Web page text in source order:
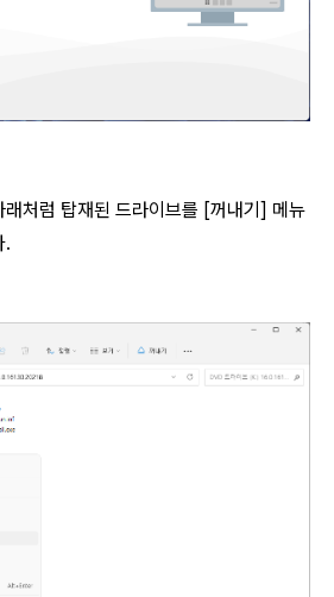
처럼 탑재된 드라이브를 [꺼내기] 메뉴
.